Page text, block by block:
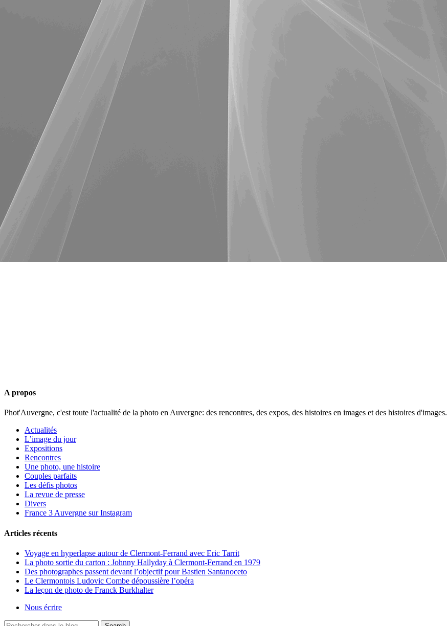
A propos
Phot'Auvergne, c'est toute l'actualité de la photo en Auvergne: des rencontres, des expos, des histoires en images et des histoires d'images.
Actualités
L’image du jour
Expositions
Rencontres
Une photo, une histoire
Couples parfaits
Les défis photos
La revue de presse
Divers
France 3 Auvergne sur Instagram
Articles récents
Voyage en hyperlapse autour de Clermont-Ferrand avec Eric Tarrit
La photo sortie du carton : Johnny Hallyday à Clermont-Ferrand en 1979
Des photographes passent devant l’objectif pour Bastien Santanoceto
Le Clermontois Ludovic Combe dépoussière l’opéra
La leçon de photo de Franck Burkhalter
Nous écrire